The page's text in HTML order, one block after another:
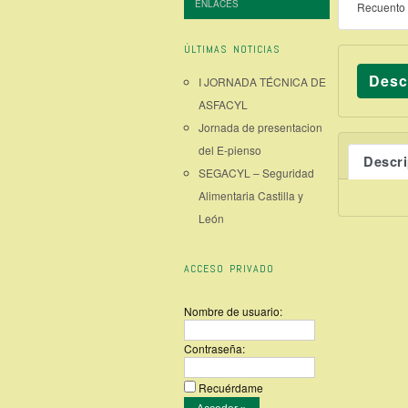
ENLACES
ÚLTIMAS NOTICIAS
I JORNADA TÉCNICA DE
ASFACYL
Jornada de presentacion
del E-pienso
SEGACYL – Seguridad
Alimentaria Castilla y
León
ACCESO PRIVADO
Nombre de usuario:
Contraseña:
Recuérdame